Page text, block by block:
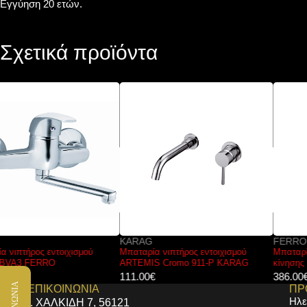
Εγγύηση 20 ετών.
Σχετικά προϊόντα
Μπαταρία νιπτήρος εντοιχισμού
ARTEMIS Cromo 911-P KARAG
€
Μπαταρία νιπτήρος με αισθητήρα
κίνησης BBB101S FERRO
386.00
ΕΠΙΚΟΙΝΩΝΙΑ
Ι. ΧΑΛΚΙΔΗ 7, 56121